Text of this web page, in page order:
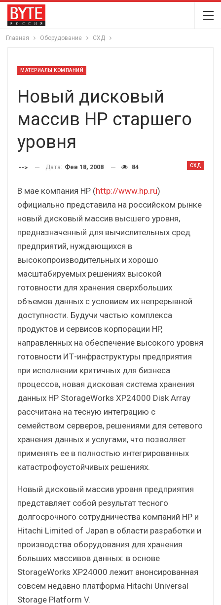
Главная Оборудование СХД
МАТЕРИАЛЫ КОМПАНИЙ
Новый дисковый
массив НР старшего
уровня
СХД
--> Дата: Фев 18, 2008 84
В мае компания НР (http://www.hp.ru)
официально представила на российском рынке
новый дисковый массив высшего уровня,
предназначенный для вычислительных сред
предприятий, нуждающихся в
высокопроизводительных и хорошо
масштабируемых решениях высокой
готовности для хранения сверхбольших
объемов данных с условием их непрерывной
доступности. Будучи частью комплекса
продуктов и сервисов корпорации HP,
направленных на обеспечение высокого уровня
готовности ИТ-инфраструктуры предприятия
при исполнении критичных для бизнеса
процессов, новая дисковая система хранения
данных HP StorageWorks XP24000 Disk Array
рассчитана на тесную интеграцию с
семейством серверов, решениями для сетевого
хранения данных и услугами, что позволяет
применять ее в полностью интегрированных
катастрофоустойчивых решениях.
Новый дисковый массив уровня предприятия
представляет собой результат тесного
долгосрочного сотрудничества компаний НР и
Hitachi Limited of Japan в области разработки и
производства оборудования для хранения
больших массивов данных: в основе
StorageWorks XP24000 лежит анонсированная
совсем недавно платформа Hitachi Universal
Storage Platform V.